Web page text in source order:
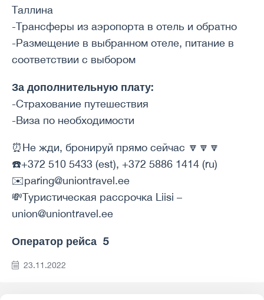
Таллина
-Трансферы из аэропорта в отель и обратно
-Размещение в выбранном отеле, питание в
соответствии с выбором
За дополнительную плату:
-Страхование путешествия
-Виза по необходимости
⏰Не жди, бронируй прямо сейчас 🔽🔽🔽
☎️+372 510 5433 (est), +372 5886 1414 (ru)
✉️paring@uniontravel.ee
💸Туристическая рассрочка Liisi –
union@uniontravel.ee
Оператор рейса 5
23.11.2022